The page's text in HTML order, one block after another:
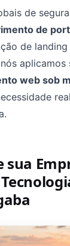
de
de
de
aplicamos
web sob
sua